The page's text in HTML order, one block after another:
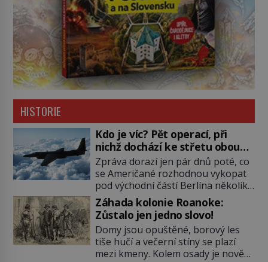
HISTORIE
Kdo je víc? Pět operací, při
nichž dochází ke střetu obou
tajných služeb
Zpráva dorazí jen pár dnů poté, co
se Američané rozhodnou vykopat
pod východní částí Berlína několik
stovek metrů dlouhý tunel. Sověti
na sobě nenechají nic znát a
nechají nepřítele, aby si myslel, že
je přechytračil. Cennou informaci
jim dodá jeden z agentů. Oba
tábory jsou zvyklé působit v pozadí
Záhada kolonie Roanoke:
Zůstalo jen jedno slovo!
Domy jsou opuštěné, borový les
tiše hučí a večerní stíny se plazí
mezi kmeny. Kolem osady je nově